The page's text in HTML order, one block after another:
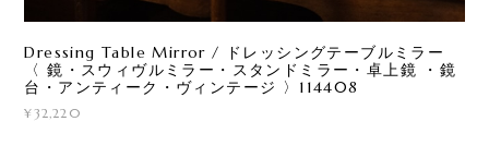
Dressing Table Mirror / ドレッシングテーブルミラー
〈 鏡・スウィヴルミラー・スタンドミラー・卓上鏡 ・鏡
台・アンティーク・ヴィンテージ 〉114408
¥32,220